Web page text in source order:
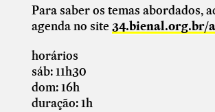
Para saber os temas abordados,
agenda no site 34.bienal.org.br/
horários
sáb: 11h30
dom: 16h
duração: 1h